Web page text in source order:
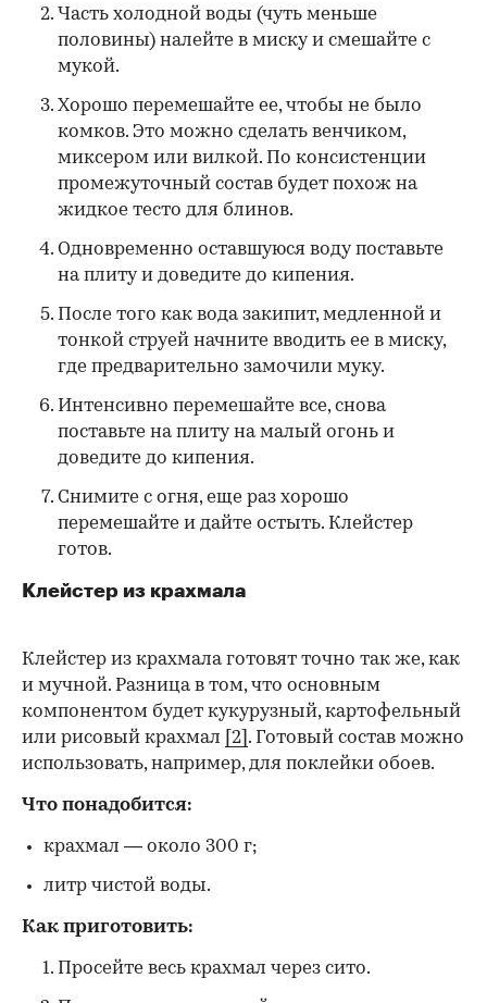
Часть холодной воды (чуть меньше
половины) налейте в миску и смешайте с
мукой.
Хорошо перемешайте ее, чтобы не было
комков. Это можно сделать венчиком,
миксером или вилкой. По консистенции
промежуточный состав будет похож на
жидкое тесто для блинов.
Одновременно оставшуюся воду поставьте
на плиту и доведите до кипения.
После того как вода закипит, медленной и
тонкой струей начните вводить ее в миску,
где предварительно замочили муку.
Интенсивно перемешайте все, снова
поставьте на плиту на малый огонь и
доведите до кипения.
Снимите с огня, еще раз хорошо
перемешайте и дайте остыть. Клейстер
готов.
Клейстер из крахмала
Клейстер из крахмала готовят точно так же, как
и мучной. Разница в том, что основным
компонентом будет кукурузный, картофельный
или рисовый крахмал
[2] . Готовый состав можно
использовать, например, для поклейки обоев.
Что понадобится:
крахмал — около 300 г;
литр чистой воды.
Как приготовить:
Просейте весь крахмал через сито.